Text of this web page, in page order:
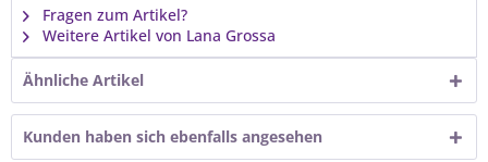
Fragen zum Artikel?
Weitere Artikel von Lana Grossa
Ähnliche Artikel
Kunden haben sich ebenfalls angesehen